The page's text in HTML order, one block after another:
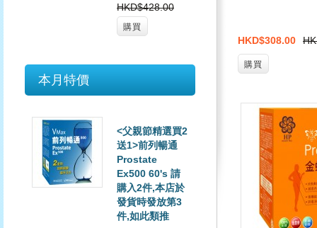
HKD$428.00
購買
本月特價
<父親節精選買2
送1>前列暢通
Prostate
Ex500 60's 請
購入2件,本店於
發貨時發放第3
件,如此類推
HKD$308.00
購買